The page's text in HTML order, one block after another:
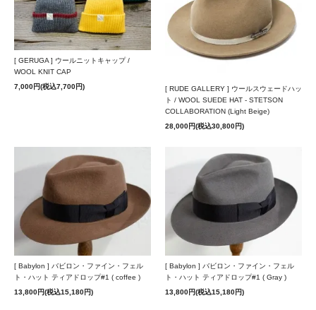
[ GERUGA ] ウールニットキャップ /
WOOL KNIT CAP
7,000円(税込7,700円)
[ RUDE GALLERY ] ウールスウェードハッ
ト / WOOL SUEDE HAT - STETSON
COLLABORATION (Light Beige)
28,000円(税込30,800円)
[ Babylon ] バビロン・ファイン・フェル
ト・ハット ティアドロップ#1 ( coffee )
13,800円(税込15,180円)
[ Babylon ] バビロン・ファイン・フェル
ト・ハット ティアドロップ#1 ( Gray )
13,800円(税込15,180円)